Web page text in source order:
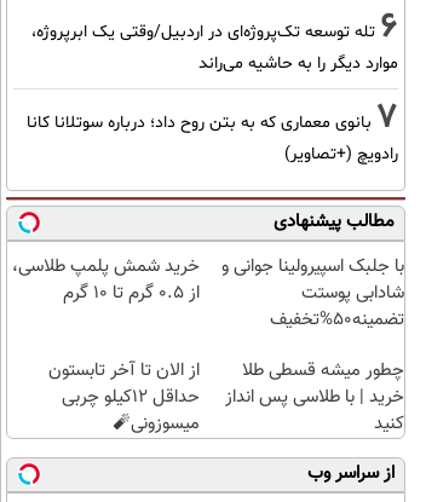
6 تله توسعه تک‌پروژه‌ای در اردبیل/وقتی یک ابرپروژه،
موارد دیگر را به حاشیه می‌راند
7 بانوی معماری که به بتن روح داد؛ درباره سوتلانا کانا
رادویچ (+تصاویر)
مطالب پیشنهادی
با جلبک اسپیرولینا جوانی و
شادابی پوستت
تضمینه50%تخفیف
خرید شمش پلمپ طلاسی،
از ۰.۵ گرم تا ۱۰ گرم
چطور میشه قسطی طلا
خرید | با طلاسی پس انداز
کنید
از الان تا آخر تابستون
حداقل 12کیلو چربی
میسوزونی🧨
از سراسر وب